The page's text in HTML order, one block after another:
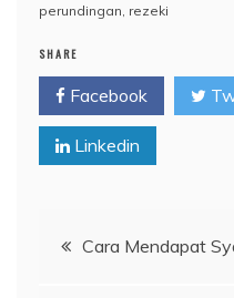
perundingan, rezeki
SHARE
Facebook
Linkedin
Navigasi
Cara Mendapat